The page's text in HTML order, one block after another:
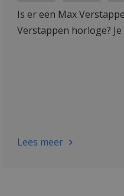
Is er een Max
Verstappen horloge?
Lees meer